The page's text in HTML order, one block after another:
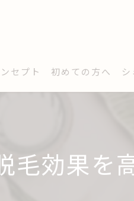
セプト 初めての方へ
毛効果を